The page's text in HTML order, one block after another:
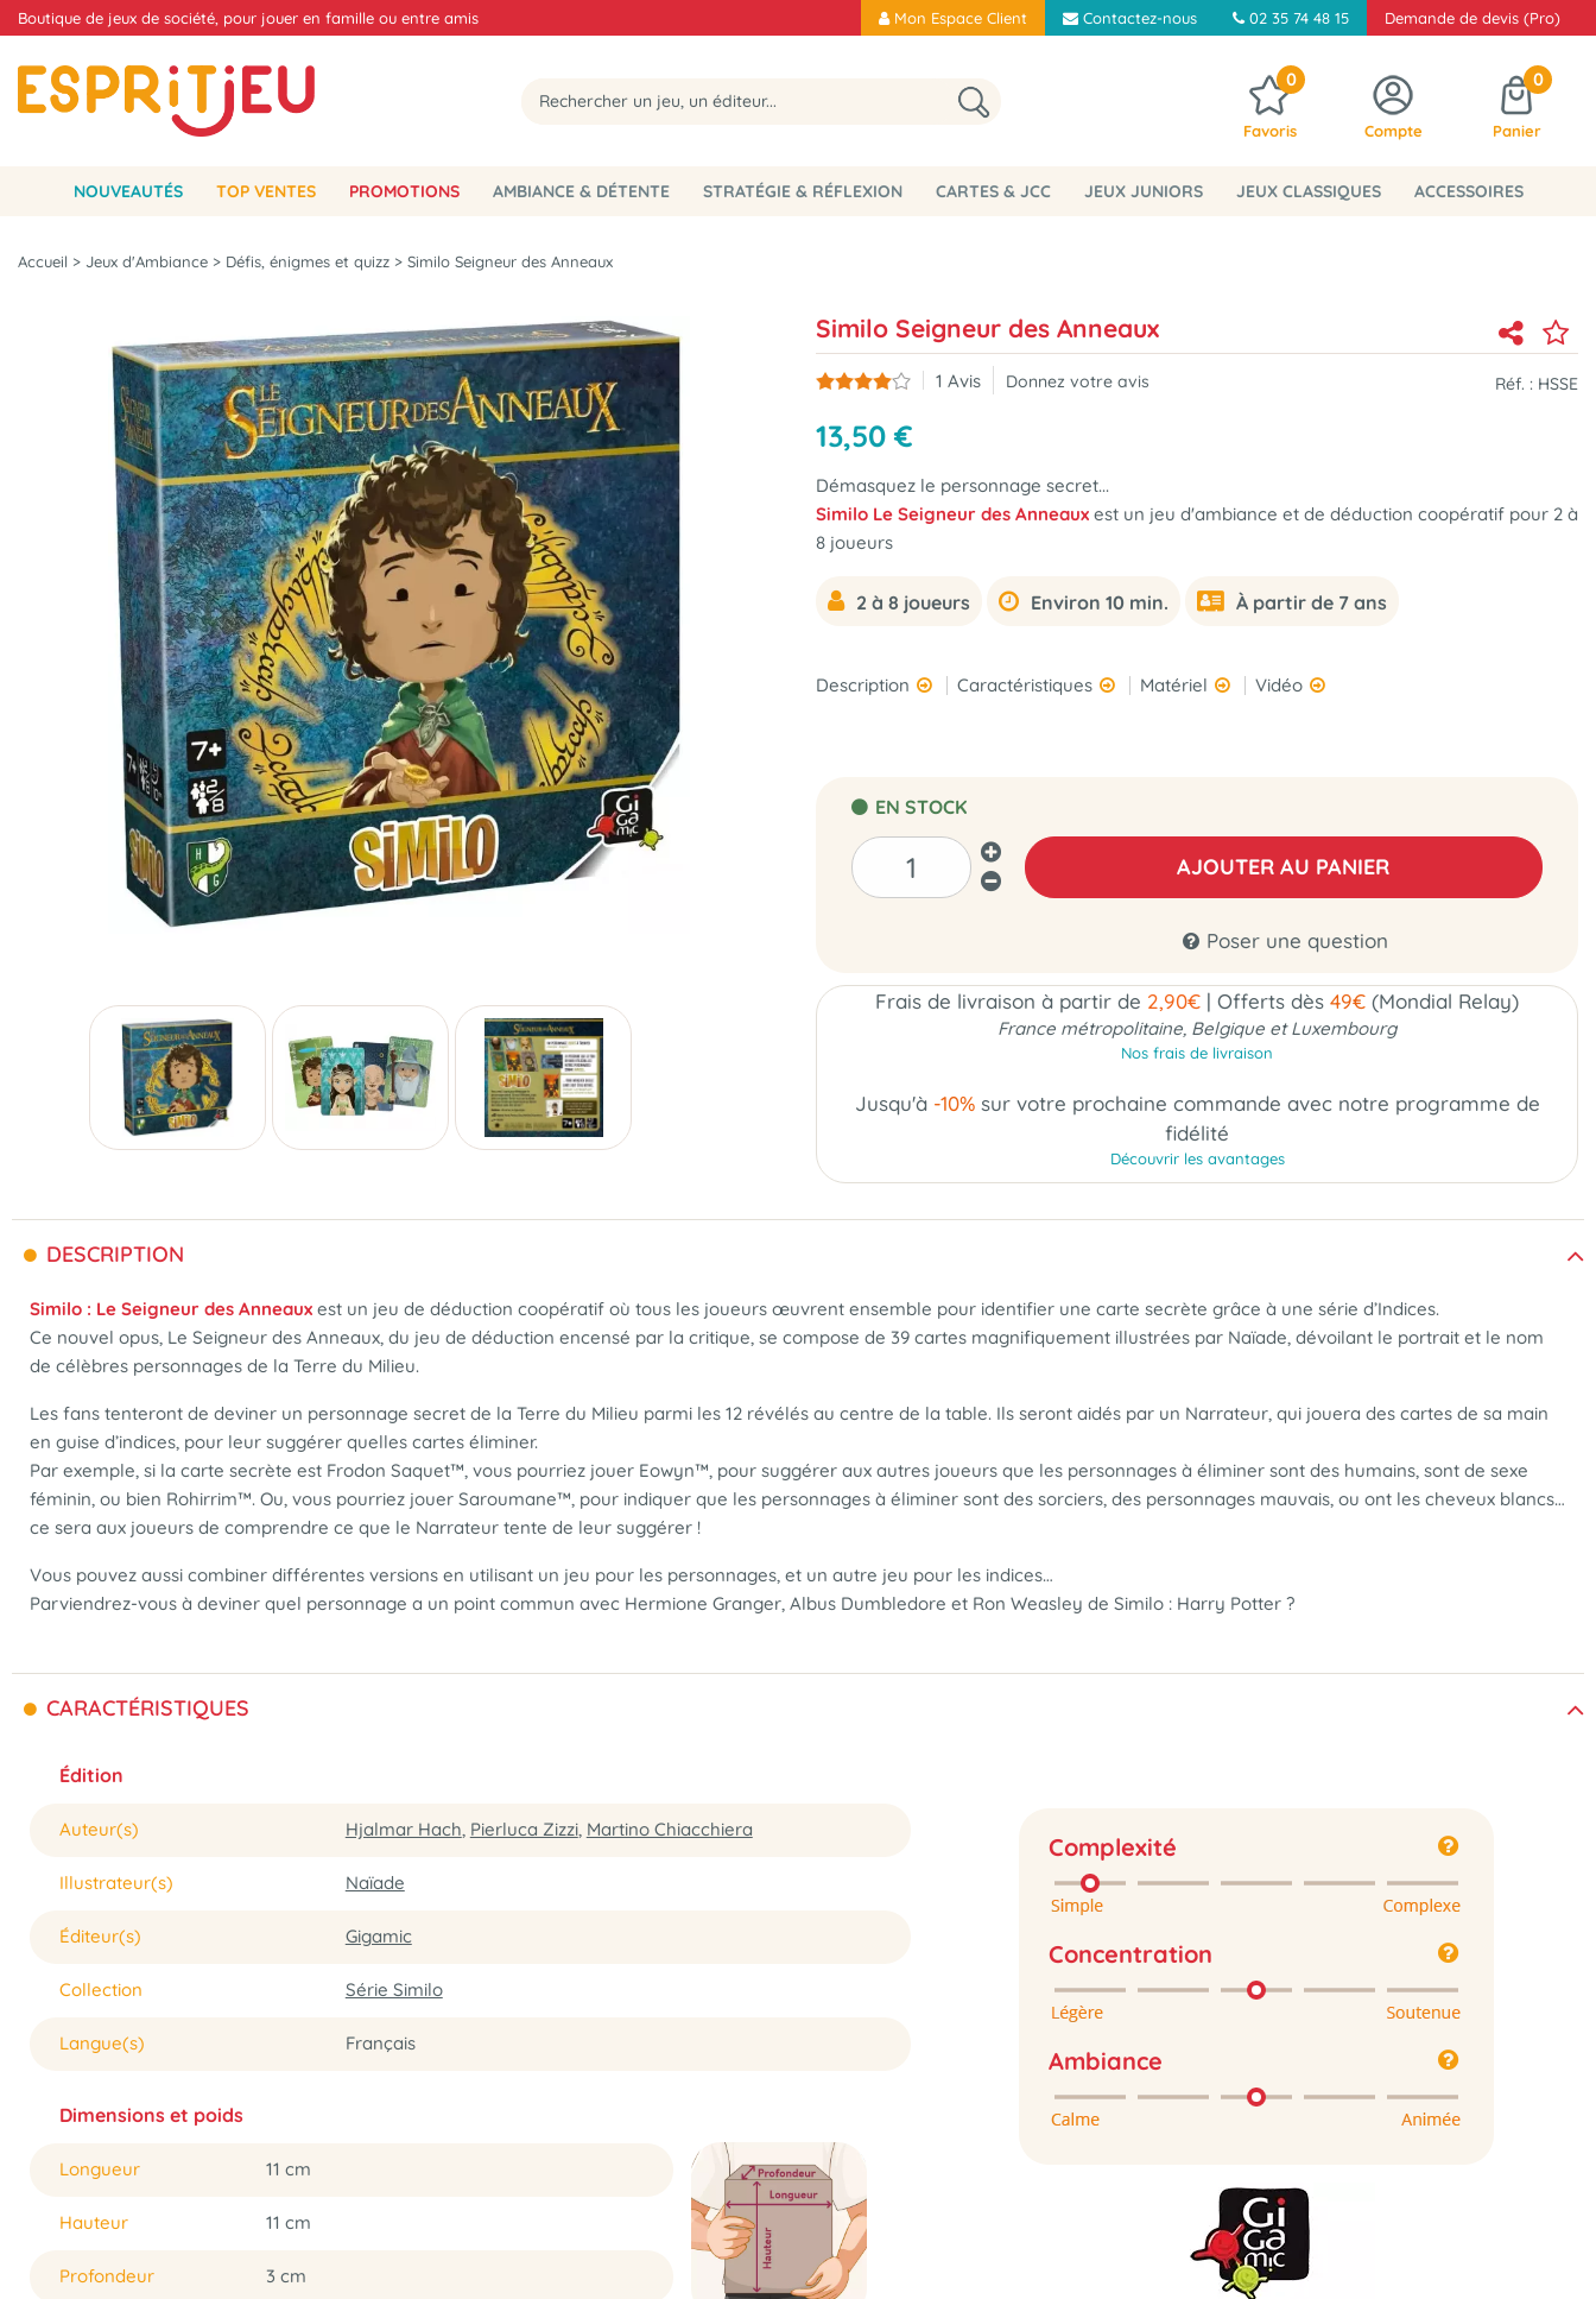
Boutique de jeux de société, pour jouer en famille ou entre amis Mon Espace Client Contactez-nous 02 35 74 48 15 Demande de devis (Pro)
0
Favoris Compte
0
Panier
NOUVEAUTÉS TOP VENTES PROMOTIONS AMBIANCE & DÉTENTE STRATÉGIE & RÉFLEXION CARTES & JCC JEUX JUNIORS JEUX CLASSIQUES ACCESSOIRES
Accueil > Jeux d'Ambiance > Défis, énigmes et quizz > Similo Seigneur des Anneaux
Similo Seigneur des Anneaux
1 Avis Donnez votre avis Réf. : HSSE
13,50 €
Démasquez le personnage secret...
Similo Le Seigneur des Anneaux est un jeu d'ambiance et de déduction coopératif pour 2 à
8 joueurs
2 à 8 joueurs Environ 10 min. À partir de 7 ans
Description Caractéristiques Matériel Vidéo
EN STOCK
AJOUTER AU PANIER
Poser une question
Frais de livraison à partir de 2,90€ | Offerts dès 49€ (Mondial Relay)
France métropolitaine, Belgique et Luxembourg
Nos frais de livraison
Jusqu'à -10%sur votre prochaine commande avec notre programme de
fidélité
Découvrir les avantages
DESCRIPTION
Similo : Le Seigneur des Anneaux est un jeu de déduction coopératif où tous les joueurs œuvrent ensemble pour identifier une carte secrète grâce à une série d’Indices.
Ce nouvel opus, Le Seigneur des Anneaux, du jeu de déduction encensé par la critique, se compose de 39 cartes magnifiquement illustrées par Naïade, dévoilant le portrait et le nom
de célèbres personnages de la Terre du Milieu.
Les fans tenteront de deviner un personnage secret de la Terre du Milieu parmi les 12 révélés au centre de la table. Ils seront aidés par un Narrateur, qui jouera des cartes de sa main
en guise d’indices, pour leur suggérer quelles cartes éliminer.
Par exemple, si la carte secrète est Frodon Saquet™, vous pourriez jouer Eowyn™, pour suggérer aux autres joueurs que les personnages à éliminer sont des humains, sont de sexe
féminin, ou bien Rohirrim™. Ou, vous pourriez jouer Saroumane™, pour indiquer que les personnages à éliminer sont des sorciers, des personnages mauvais, ou ont les cheveux blancs…
ce sera aux joueurs de comprendre ce que le Narrateur tente de leur suggérer !
Vous pouvez aussi combiner différentes versions en utilisant un jeu pour les personnages, et un autre jeu pour les indices…
Parviendrez-vous à deviner quel personnage a un point commun avec Hermione Granger, Albus Dumbledore et Ron Weasley de Similo : Harry Potter ?
CARACTÉRISTIQUES
Édition
Auteur(s) Hjalmar Hach, Pierluca Zizzi, Martino Chiacchiera
Illustrateur(s) Naïade
Éditeur(s) Gigamic
Collection Série Similo
Langue(s) Français
Dimensions et poids
Longueur 11 cm
Hauteur 11 cm
Profondeur 3 cm
Complexité
Concentration
Ambiance